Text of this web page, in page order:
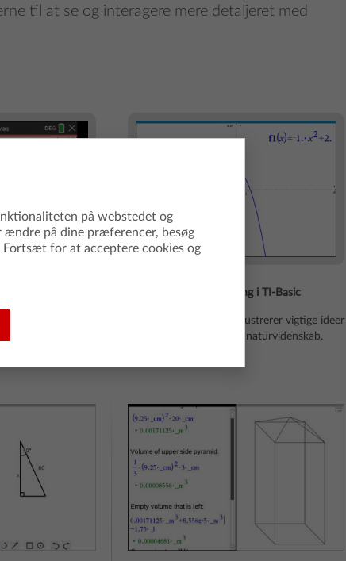
til at se og interagere mere detaljeret med
mellem
Forbedret programmering i TI-Basic
Skriv kode, der visuelt illustrerer vigtige ideer
inden for matematik og naturvidenskab.
på webstedet og
ændre på dine præferencer, besøg
Fortsæt for at acceptere cookies og